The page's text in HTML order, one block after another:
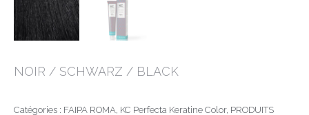
NOIR / SCHWARZ / BLACK
Catégories : FAIPA ROMA KC Perfecta Keratine Color, PRODUITS